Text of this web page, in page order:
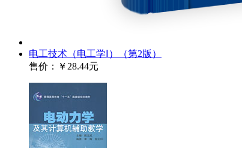
电工技术（电工学Ⅰ）（第2版）
售价：
￥28.44元